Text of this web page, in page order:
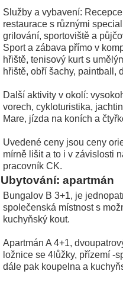
Služby a vybavení:
restaurace s různými
grilování, sportoviště a
Sport a zábava přímo v
hřiště, tenisový kurt s
hřiště, obří šachy, paintball,
Další aktivity v okolí:
vorech, cykloturistika,
Mare, jízda na koních a
Uvedené ceny jsou ceny
mírně lišit a to i v závislosti
pracovník CK.
Ubytování: apartmán
Bungalov B 3+1, je
společenská místnost s
kuchyňský kout.
Apartmán A 4+1,
ložnice se 4lůžky, přízemí -
dále pak koupelna a